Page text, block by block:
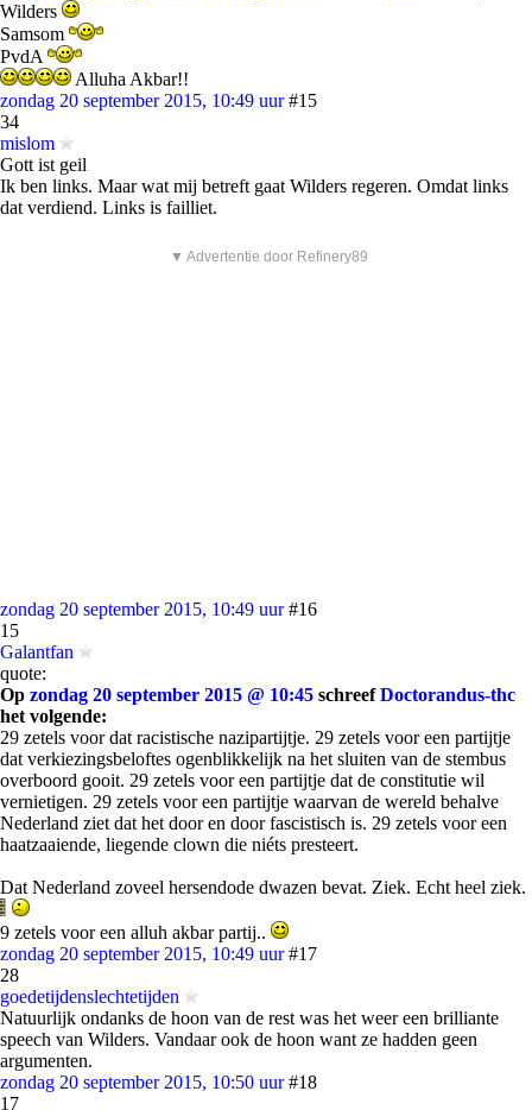
Wilders
Samsom
PvdA
Alluha Akbar!!
zondag 20 september 2015, 10:49 uur #15
34
mislom
Gott ist geil
Ik ben links. Maar wat mij betreft gaat Wilders regeren. Omdat links
dat verdiend. Links is failliet.
▼ Advertentie door Refinery89
zondag 20 september 2015, 10:49 uur #16
15
Galantfan
quote:
Op zondag 20 september 2015 @ 10:45 schreefDoctorandus-thc
het volgende:
29 zetels voor dat racistische nazipartijtje. 29 zetels voor een partijtje
dat verkiezingsbeloftes ogenblikkelijk na het sluiten van de stembus
overboord gooit. 29 zetels voor een partijtje dat de constitutie wil
vernietigen. 29 zetels voor een partijtje waarvan de wereld behalve
Nederland ziet dat het door en door fascistisch is. 29 zetels voor een
haatzaaiende, liegende clown die niéts presteert.
Dat Nederland zoveel hersendode dwazen bevat. Ziek. Echt heel ziek.
9 zetels voor een alluh akbar partij..
zondag 20 september 2015, 10:49 uur #17
28
goedetijdenslechtetijden
Natuurlijk ondanks de hoon van de rest was het weer een brilliante
speech van Wilders. Vandaar ook de hoon want ze hadden geen
argumenten.
zondag 20 september 2015, 10:50 uur #18
17